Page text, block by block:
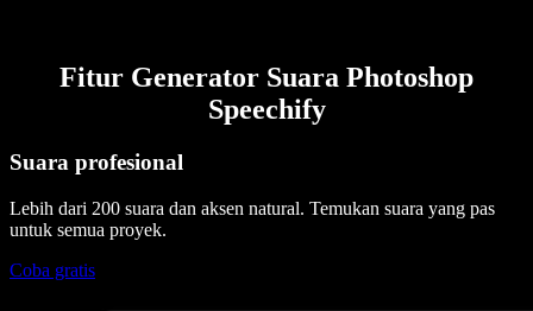
Fitur Generator Suara Photoshop
Speechify
Suara profesional
Lebih dari 200 suara dan aksen natural. Temukan suara yang pas
untuk semua proyek.
Coba gratis